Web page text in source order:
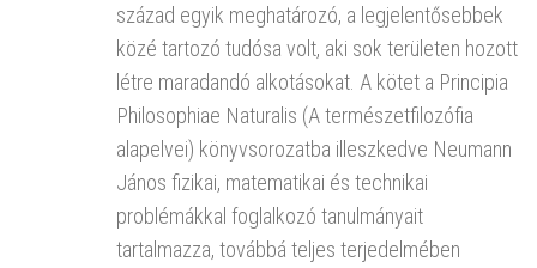
század egyik meghatározó, a legjelentősebbek
közé tartozó tudósa volt, aki sok területen hozott
létre maradandó alkotásokat. A kötet a Principia
Philosophiae Naturalis (A természetfilozófia
alapelvei) könyvsorozatba illeszkedve Neumann
János fizikai, matematikai és technikai
problémákkal foglalkozó tanulmányait
tartalmazza, továbbá teljes terjedelmében